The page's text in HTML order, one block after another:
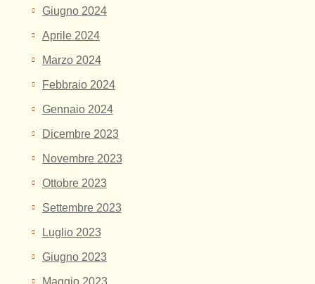
Giugno 2024
Aprile 2024
Marzo 2024
Febbraio 2024
Gennaio 2024
Dicembre 2023
Novembre 2023
Ottobre 2023
Settembre 2023
Luglio 2023
Giugno 2023
Maggio 2023